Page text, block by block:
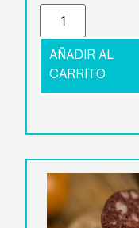
AÑADIR AL
CARRITO